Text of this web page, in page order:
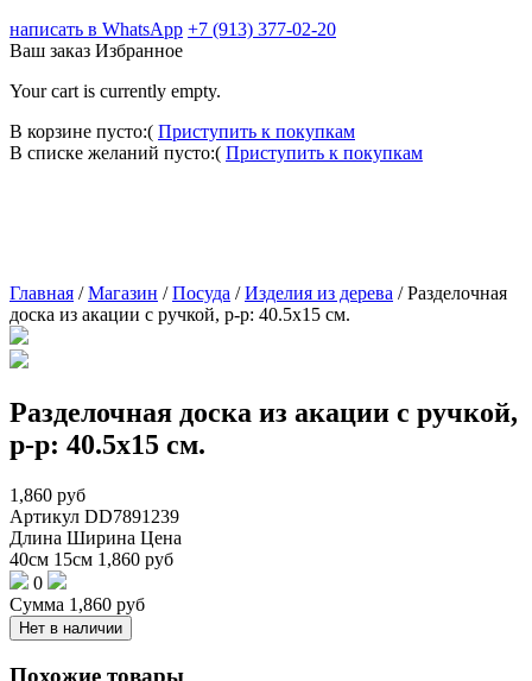
написать в WhatsApp +7 (913) 377-02-20
Ваш заказ Избранное
Your cart is currently empty.
В корзине пусто:( Приступить к покупкам
В списке желаний пусто:( Приступить к покупкам
Главная /Магазин /Посуда /Изделия из дерева /Разделочная
доска из акации с ручкой, р-р: 40.5х15 см.
Разделочная доска из акации с ручкой,
р-р: 40.5х15 см.
1,860 руб
Артикул DD7891239
Длина Ширина Цена
40см 15см 1,860 руб
0
Сумма 1,860 руб
Нет в наличии
Похожие товары